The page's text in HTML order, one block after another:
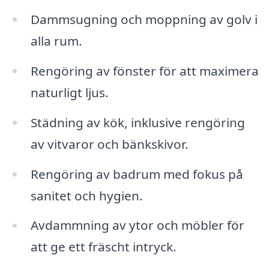
Dammsugning och moppning av golv i
alla rum.
Rengöring av fönster för att maximera
naturligt ljus.
Städning av kök, inklusive rengöring
av vitvaror och bänkskivor.
Rengöring av badrum med fokus på
sanitet och hygien.
Avdammning av ytor och möbler för
att ge ett fräscht intryck.